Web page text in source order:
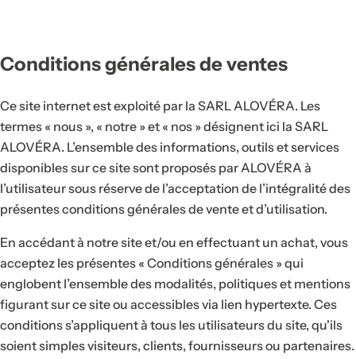
e
l
è
v
r
e
s
s
é
r
u
m
,
Conditions générales de ventes
Ce site internet est exploité par la SARL ALOVÉRA. Les
termes « nous », « notre » et « nos » désignent ici la SARL
ALOVÉRA. L’ensemble des informations, outils et services
disponibles sur ce site sont proposés par ALOVÉRA à
l’utilisateur sous réserve de l’acceptation de l’intégralité des
présentes conditions générales de vente et d’utilisation.
En accédant à notre site et/ou en effectuant un achat, vous
acceptez les présentes « Conditions générales » qui
englobent l’ensemble des modalités, politiques et mentions
figurant sur ce site ou accessibles via lien hypertexte. Ces
conditions s’appliquent à tous les utilisateurs du site, qu'ils
soient simples visiteurs, clients, fournisseurs ou partenaires.